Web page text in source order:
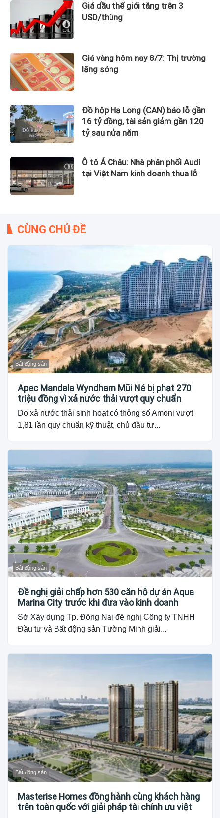
Giá dầu thế giới tăng trên 3
USD/thùng
Giá vàng hôm nay 8/7: Thị trường
lặng sóng
Đồ hộp Hạ Long (CAN) báo lỗ gần
16 tỷ đồng, tài sản giảm gần 120
tỷ sau nửa năm
Ô tô Á Châu: Nhà phân phối Audi
tại Việt Nam kinh doanh thua lỗ
CÙNG CHỦ ĐỀ
Bất động sản
Apec Mandala Wyndham Mũi Né bị phạt 270
triệu đồng vì xả nước thải vượt quy chuẩn
Do xả nước thải sinh hoạt có thông số Amoni vượt
1,81 lần quy chuẩn kỹ thuật, chủ đầu tư...
Bất động sản
Đề nghị giải chấp hơn 530 căn hộ dự án Aqua
Marina City trước khi đưa vào kinh doanh
Sở Xây dựng Tp. Đồng Nai đề nghị Công ty TNHH
Đầu tư và Bất động sản Tường Minh giải...
Bất động sản
Masterise Homes đồng hành cùng khách hàng
trên toàn quốc với giải pháp tài chính ưu việt